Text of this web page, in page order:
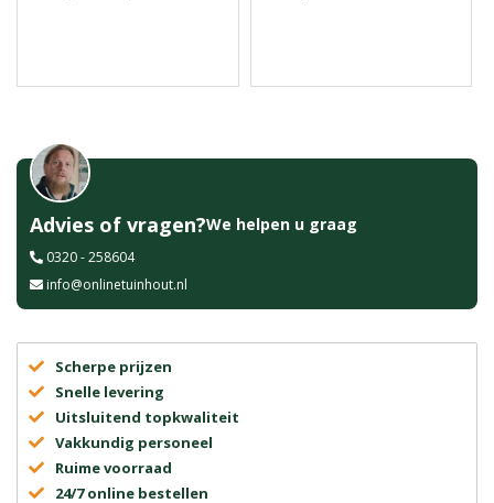
Advies of vragen?We helpen u graag
0320 - 258604
info@onlinetuinhout.nl
Scherpe prijzen
Snelle levering
Uitsluitend topkwaliteit
Vakkundig personeel
Ruime voorraad
24/7 online bestellen